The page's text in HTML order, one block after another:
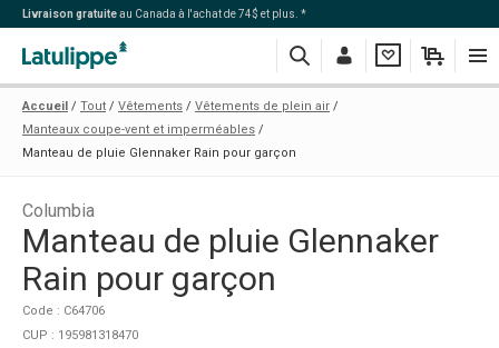
Livraison gratuiteau Canada à l'achat de 74$ et plus. *
Recherche
Me Ma Mon
Accueil Tout Vêtements
Vêtements de plein air
Manteaux coupe-vent et imperméables
Manteau de pluie Glennaker Rain pour garçon
Columbia
Manteau de pluie Glennaker
Rain pour garçon
Code : C64706
CUP : 195981318470